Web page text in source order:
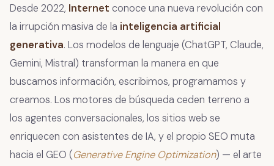
Desde 2022, Internet conoce una nueva revolución con
la irrupción masiva de la inteligencia artificial
generativa. Los modelos de lenguaje (ChatGPT, Claude,
Gemini, Mistral) transforman la manera en que
buscamos información, escribimos, programamos y
creamos. Los motores de búsqueda ceden terreno a
los agentes conversacionales, los sitios web se
enriquecen con asistentes de IA, y el propio SEO muta
hacia el GEO (Generative Engine Optimization) — el arte